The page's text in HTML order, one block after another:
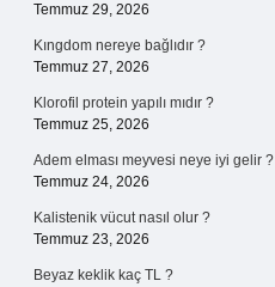
Temmuz 29, 2026
Kıngdom nereye bağlıdır ?
Temmuz 27, 2026
Klorofil protein yapılı mıdır ?
Temmuz 25, 2026
Adem elması meyvesi neye iyi gelir ?
Temmuz 24, 2026
Kalistenik vücut nasıl olur ?
Temmuz 23, 2026
Beyaz keklik kaç TL ?